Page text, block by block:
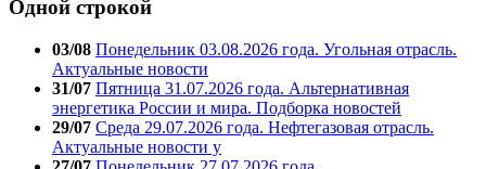
Одной строкой
03/08 Понедельник 03.08.2026 года. Угольная отрасль.
Актуальные новости
31/07 Пятница 31.07.2026 года. Альтернативная
энергетика России и мира. Подборка новостей
29/07 Среда 29.07.2026 года. Нефтегазовая отрасль.
Актуальные новости у